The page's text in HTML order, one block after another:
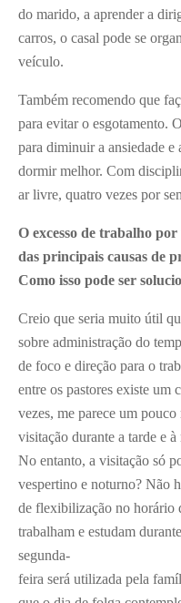
do marido, a aprender a
carros, o casal pode se
veículo.
Também recomendo que
para evitar o esgotamento.
para diminuir a ansiedade e
dormir melhor. Com
ar livre, quatro vezes por
O excesso de trabalho
das principais causas de
Como isso pode ser
Creio que seria muito útil
sobre administração do
de foco e direção para o
entre os pastores existe um
vezes, me parece um
visitação durante a tarde e
No entanto, a visitação só
vespertino e noturno? Não
de flexibilização no horário
trabalham e estudam
segunda-
feira será utilizada pela